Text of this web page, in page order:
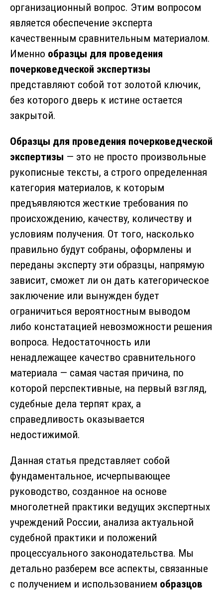
организационный вопрос. Этим вопросом
является обеспечение эксперта
качественным сравнительным материалом.
Именно образцы для проведения
почерковедческой экспертизы
представляют собой тот золотой ключик,
без которого дверь к истине остается
закрытой.
Образцы для проведения почерковедческой
экспертизы — это не просто произвольные
рукописные тексты, а строго определенная
категория материалов, к которым
предъявляются жесткие требования по
происхождению, качеству, количеству и
условиям получения. От того, насколько
правильно будут собраны, оформлены и
переданы эксперту эти образцы, напрямую
зависит, сможет ли он дать категорическое
заключение или вынужден будет
ограничиться вероятностным выводом
либо констатацией невозможности решения
вопроса. Недостаточность или
ненадлежащее качество сравнительного
материала — самая частая причина, по
которой перспективные, на первый взгляд,
судебные дела терпят крах, а
справедливость оказывается
недостижимой.
Данная статья представляет собой
фундаментальное, исчерпывающее
руководство, созданное на основе
многолетней практики ведущих экспертных
учреждений России, анализа актуальной
судебной практики и положений
процессуального законодательства. Мы
детально разберем все аспекты, связанные
с получением и использованием образцов